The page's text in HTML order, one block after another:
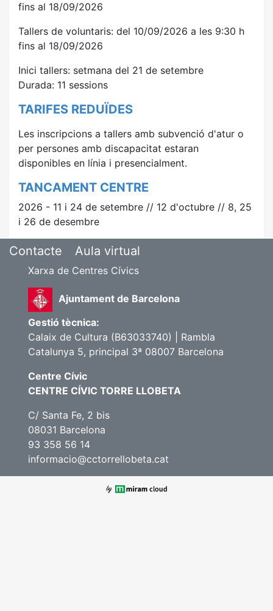
fins al 18/09/2026
Tallers de voluntaris: del 10/09/2026 a les 9:30 h
fins al 18/09/2026
Inici tallers: setmana del 21 de setembre
Durada: 11 sessions
TARIFES REDUÏDES
Les inscripcions a tallers amb subvenció d'atur o
per persones amb discapacitat estaran
disponibles en línia i presencialment.
TANCAMENT CENTRE
2026 - 11 i 24 de setembre // 12 d'octubre // 8, 25
i 26 de desembre
Contacte Aula virtual
Xarxa de Centres Cívics
Ajuntament de Barcelona
Gestió tècnica:
Calaix de Cultura (B63033740) | Rambla
Catalunya 5, principal 3ª 08007 Barcelona
Centre Cívic
CENTRE CÍVIC TORRE LLOBETA
C/ Santa Fe, 2 bis
08031 Barcelona
93 358 56 14
informacio@cctorrellobeta.cat